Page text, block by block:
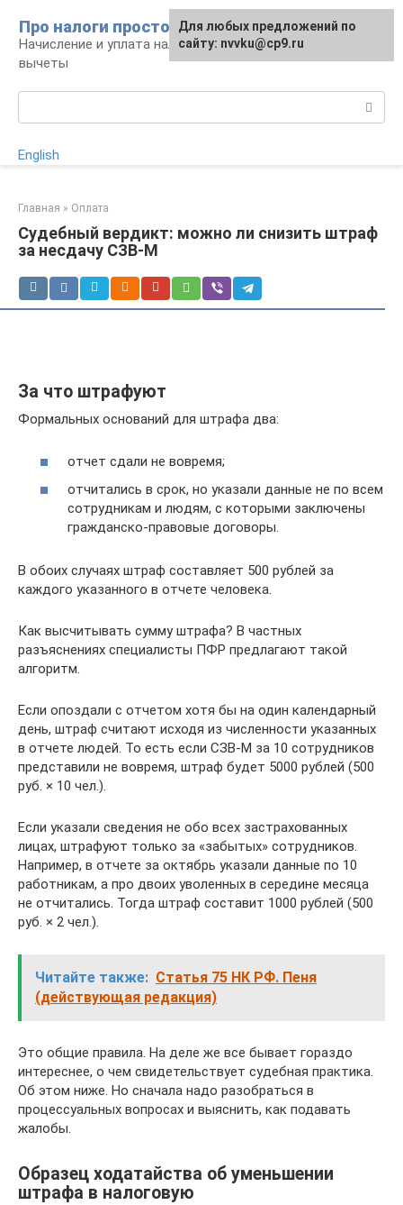
контенту
Про налоги просто
Начисление и уплата налогов, налоговые
вычеты
English
Главная » Оплата
Судебный вердикт: можно ли снизить штраф
за несдачу СЗВ-М
За что штрафуют
Формальных оснований для штрафа два:
отчет сдали не вовремя;
отчитались в срок, но указали данные не по всем
сотрудникам и людям, с которыми заключены
гражданско-правовые договоры.
В обоих случаях штраф составляет 500 рублей за
каждого указанного в отчете человека.
Как высчитывать сумму штрафа? В частных
разъяснениях специалисты ПФР предлагают такой
алгоритм.
Если опоздали с отчетом хотя бы на один календарный
день, штраф считают исходя из численности указанных
в отчете людей. То есть если СЗВ-М за 10 сотрудников
представили не вовремя, штраф будет 5000 рублей (500
руб. × 10 чел.).
Если указали сведения не обо всех застрахованных
лицах, штрафуют только за «забытых» сотрудников.
Например, в отчете за октябрь указали данные по 10
работникам, а про двоих уволенных в середине месяца
не отчитались. Тогда штраф составит 1000 рублей (500
руб. × 2 чел.).
Читайте также: Статья 75 НК РФ. Пеня
(действующая редакция)
Это общие правила. На деле же все бывает гораздо
интереснее, о чем свидетельствует судебная практика.
Об этом ниже. Но сначала надо разобраться в
процессуальных вопросах и выяснить, как подавать
жалобы.
Образец ходатайства об уменьшении
штрафа в налоговую
Для любых предложений по
сайту: nvvku@cp9.ru